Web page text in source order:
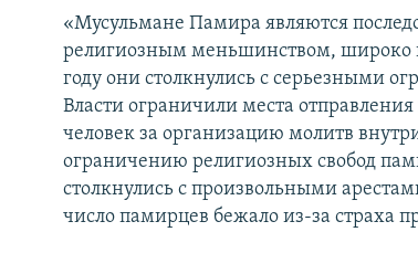
«Мусульмане Памира являются
религиозным меньшинством, широко
году они столкнулись с серьезными
Власти ограничили места
человек за организацию молитв
ограничению религиозных свобод
столкнулись с произвольными
число памирцев бежало из-за страха